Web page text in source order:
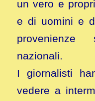
un vero e
e di uomini e
nazionali.
I giornalisti
vedere a